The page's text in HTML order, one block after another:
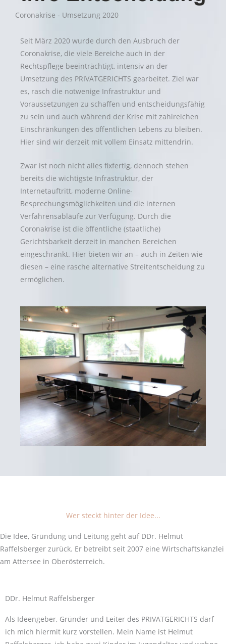
Coronakrise - Umsetzung 2020
Seit März 2020 wurde durch den Ausbruch der
Coronakrise, die viele Bereiche auch in der
Rechtspflege beeinträchtigt, intensiv an der
Umsetzung des PRIVATGERICHTS gearbeitet. Ziel war
es, rasch die notwenige Infrastruktur und
Voraussetzungen zu schaffen und entscheidungsfähig
zu sein und auch während der Krise mit zahlreichen
Einschränkungen des öffentlichen Lebens zu bleiben.
Hier sind wir derzeit mit vollem Einsatz mittendrin.
Zwar ist noch nicht alles fixfertig, dennoch stehen
bereits die wichtigste Infrastruktur, der
Internetauftritt, moderne Online-
Besprechungsmöglichkeiten und die internen
Verfahrensabläufe zur Verfügung. Durch die
Coronakrise ist die öffentliche (staatliche)
Gerichtsbarkeit derzeit in manchen Bereichen
eingeschränkt. Hier bieten wir an – auch in Zeiten wie
diesen – eine rasche alternative Streitentscheidung zu
ermöglichen.
Wer steckt hinter der Idee...
Die Idee, Gründung und Leitung geht auf DDr. Helmut
Raffelsberger zurück. Er betreibt seit 2007 eine Wirtschaftskanzlei
am Attersee in Oberösterreich.
DDr. Helmut Raffelsberger
Als Ideengeber, Gründer und Leiter des PRIVATGERICHTS darf
ich mich hiermit kurz vorstellen. Mein Name ist Helmut